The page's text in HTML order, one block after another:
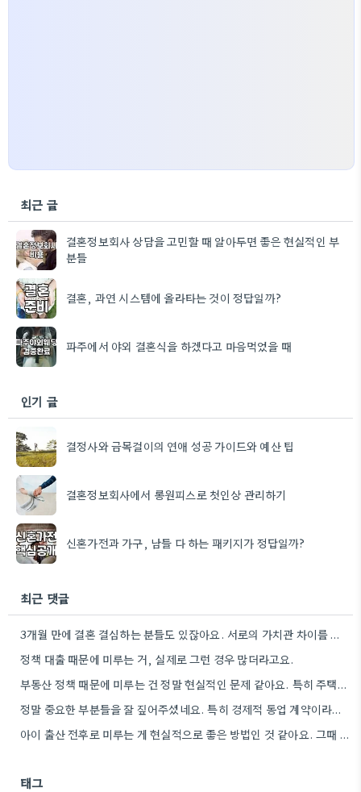
최근 글
결혼정보회사 상담을 고민할 때 알아두면 좋은 현실적인 부
분들
결혼, 과연 시스템에 올라타는 것이 정답일까?
파주에서 야외 결혼식을 하겠다고 마음먹었을 때
인기 글
결정사와 금목걸이의 연애 성공 가이드와 예산 팁
결혼정보회사에서 롱원피스로 첫인상 관리하기
신혼가전과 가구, 남들 다 하는 패키지가 정답일까?
최근 댓글
3개월 만에 결혼 결심하는 분들도 있잖아요. 서로의 가치관 차이를 인지하지 못하면 2년이 지나도 헤어질 수…
정책 대출 때문에 미루는 거, 실제로 그런 경우 많더라고요.
부동산 정책 때문에 미루는 건 정말 현실적인 문제 같아요. 특히 주택담보대출 조건이 달라지면 큰 차이가…
정말 중요한 부분들을 잘 짚어주셨네요. 특히 경제적 동업 계약이라는 표현이 혼인신고의 본질을 명확하게 보여주는 것…
아이 출산 전후로 미루는 게 현실적으로 좋은 방법인 것 같아요. 그때 소득 상황이 좀 더…
태그